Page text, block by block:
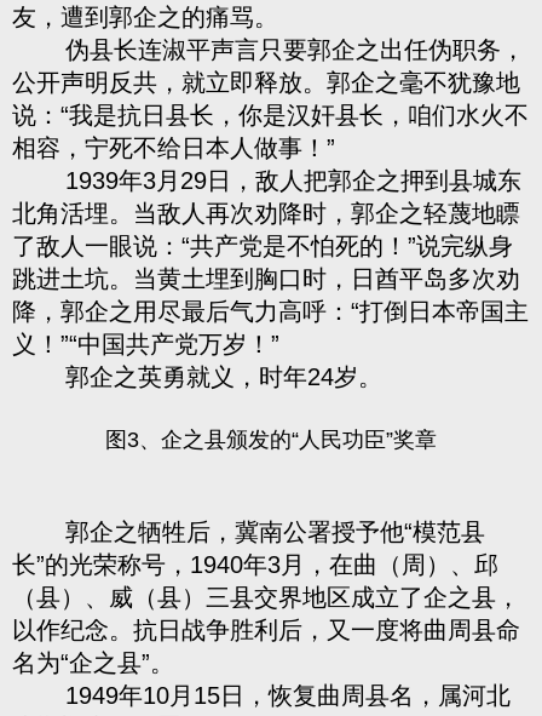
友，遭到郭企之的痛骂。
伪县长连淑平声言只要郭企之出任伪职务，
公开声明反共，就立即释放。郭企之毫不犹豫地
说：“我是抗日县长，你是汉奸县长，咱们水火不
相容，宁死不给日本人做事！”
1939年3月29日，敌人把郭企之押到县城东
北角活埋。当敌人再次劝降时，郭企之轻蔑地瞟
了敌人一眼说：“共产党是不怕死的！”说完纵身
跳进土坑。当黄土埋到胸口时，日酋平岛多次劝
降，郭企之用尽最后气力高呼：“打倒日本帝国主
义！”“中国共产党万岁！”
郭企之英勇就义，时年24岁。
图3、企之县颁发的“人民功臣”奖章
郭企之牺牲后，冀南公署授予他“模范县
长”的光荣称号，1940年3月，在曲（周）、邱
（县）、威（县）三县交界地区成立了企之县，
以作纪念。抗日战争胜利后，又一度将曲周县命
名为“企之县”。
1949年10月15日，恢复曲周县名，属河北